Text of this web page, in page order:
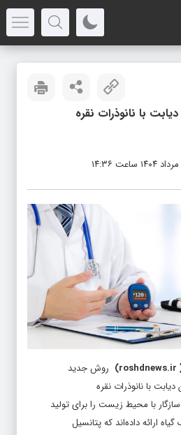
با نانوذرات نقره
roshdnews.ir
) روش جدید
با نانوذرات نقره
با محیط زیست را برای تولید
ارائه داده‌اند که پتانسیل